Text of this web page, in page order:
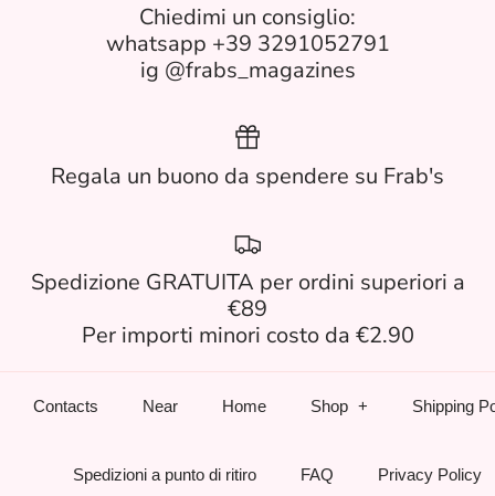
Chiedimi un consiglio:
whatsapp +39 3291052791
ig @frabs_magazines
Regala un buono da spendere su Frab's
Spedizione GRATUITA per ordini superiori a
€89
Per importi minori costo da €2.90
Contacts Near Home Shop Shipping
Spedizioni a punto di ritiro FAQ Privacy Policy